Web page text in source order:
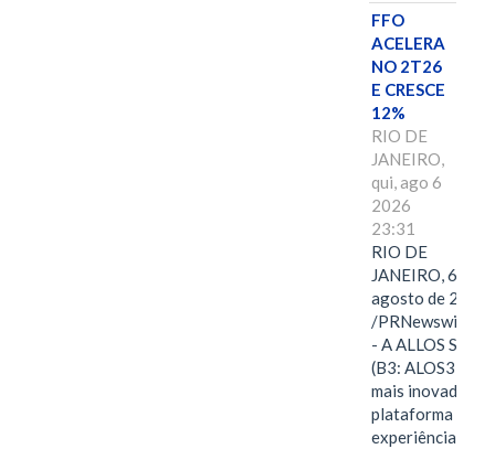
FFO
ACELERA
NO 2T26
E CRESCE
12%
RIO DE
JANEIRO,
qui, ago 6
2026
23:31
RIO DE
JANEIRO, 6 de
agosto de 2026
/PRNewswire/ -
- A ALLOS S.A.
(B3: ALOS3), a
mais inovadora
plataforma de
experiências,